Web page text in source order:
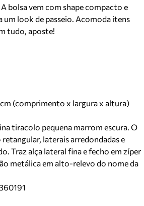
bolsa vem com shape compacto e
um look de passeio. Acomoda itens
tudo, aposte!
cm (comprimento x largura x altura)
tiracolo pequena marrom escura. O
laterais arredondadas e
Traz alça lateral fina e fecho em zíper
metálica em alto-relevo do nome da